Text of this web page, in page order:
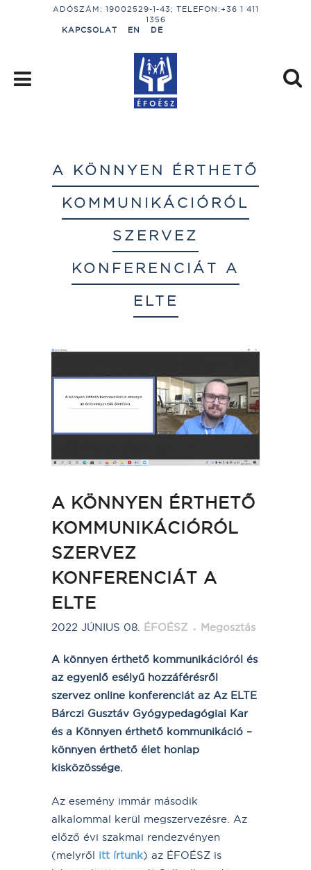
ADÓSZÁM: 19002529-1-43; TELEFON:+36 1 411
1356
KAPCSOLAT
EN DE
A KÖNNYEN ÉRTHETŐ
KOMMUNIKÁCIÓRÓL
SZERVEZ
KONFERENCIÁT A
ELTE
A KÖNNYEN ÉRTHETŐ
KOMMUNIKÁCIÓRÓL
SZERVEZ
KONFERENCIÁT A
ELTE
2022 JÚNIUS 08. ÉFOÉSZ Megosztás
A könnyen érthető kommunikációról és
az egyenlő esélyű hozzáférésről
szervez online konferenciát az Az ELTE
Bárczi Gusztáv Gyógypedagógiai Kar
és a Könnyen érthető kommunikáció –
könnyen érthető élet honlap
kisközössége.
Az esemény immár második
alkalommal kerül megszervezésre. Az
előző évi szakmai rendezvényen
(melyről itt írtunk) az ÉFOÉSZ is